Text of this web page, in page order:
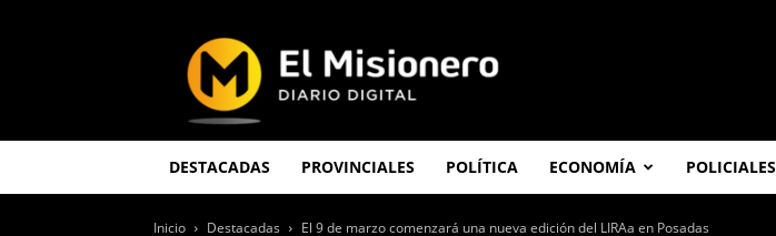
Misionero
DESTACADAS PROVINCIALES POLÍTICA ECONOMÍA POLICIALES
Inicio Destacadas El 9 de marzo comenzará una nueva edición del LIRAa en Posadas